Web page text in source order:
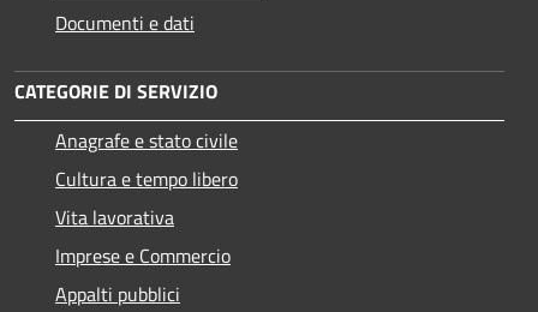
Documenti e dati
CATEGORIE DI SERVIZIO
Anagrafe e stato civile
Cultura e tempo libero
Vita lavorativa
Imprese e Commercio
Appalti pubblici